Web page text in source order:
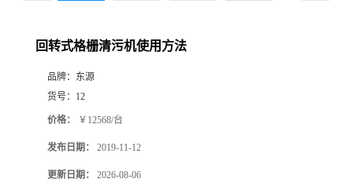
回转式格栅清污机使用方法
品牌： 东源
货号： 12
价格： ￥12568/台
发布日期： 2019-11-12
更新日期： 2026-08-06